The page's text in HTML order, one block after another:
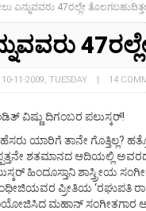
ಎನ್ನುವವರು 47ರಲ್ಲೇ
10-11-2009, TUESDAY | 14
ವಿಷ್ಣು ದಿಗಂಬರ ಪಲುಸ್ಕರ್!
ಯಾರಿಗೆ ತಾನೇ ಗೊತ್ತಿಲ್ಲ?
ಶತಮಾನದ ಆದಿಯಲ್ಲಿ
ಹಿಂದೂಸ್ತಾನಿ ಶಾಸ್ತ್ರೀಯ
ಪ್ರೀತಿಯ ‘ರಘುಪತಿ
ಮಹಾನ್ ಸಂಗೀತಗಾರ